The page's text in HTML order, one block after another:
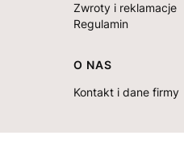
Zwroty i reklamacje
Regulamin
O NAS
Kontakt i dane firmy